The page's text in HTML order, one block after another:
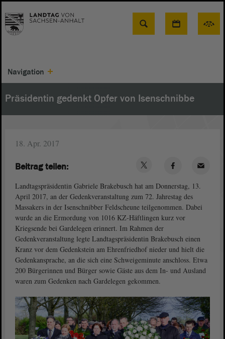
Suche
Navigation
Präsidentin gedenkt Opfer von Isenschnibbe
18. Apr. 2017
Landtagspräsidentin Gabriele Brakebusch hat am Donnerstag, 13.
April 2017, an der Gedenkveranstaltung zum 72. Jahrestag des
Massakers in der Isenschnibber Feldscheune teilgenommen. Dabei
wurde an die Ermordung von 1016 KZ-Häftlingen kurz vor
Kriegsende bei Gardelegen erinnert. Im Rahmen der
Gedenkveranstaltung legte Landtagspräsidentin Brakebusch einen
Kranz vor dem Gedenkstein am Ehrenfriedhof nieder und hielt die
Gedenkansprache, an die sich eine Schweigeminute anschloss. Etwa
200 Bürgerinnen und Bürger sowie Gäste aus dem In- und Ausland
waren zum Gedenken nach Gardelegen gekommen.
Beitrag teilen: